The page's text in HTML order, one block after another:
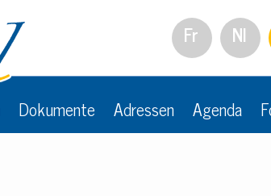
Fr Nl
Dokumente Adressen Agenda